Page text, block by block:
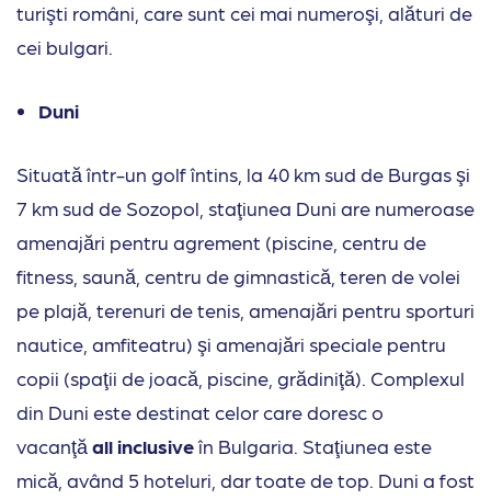
turişti români, care sunt cei mai numeroşi, alături de
cei bulgari.
Duni
Situată într-un golf întins, la 40 km sud de Burgas şi
7 km sud de Sozopol, staţiunea Duni are numeroase
amenajări pentru agrement (piscine, centru de
fitness, saună, centru de gimnastică, teren de volei
pe plajă, terenuri de tenis, amenajări pentru sporturi
nautice, amfiteatru) şi amenajări speciale pentru
copii (spaţii de joacă, piscine, grădiniţă). Complexul
din Duni este destinat celor care doresc o
vacanţă all inclusiveîn Bulgaria. Staţiunea este
mică, având 5 hoteluri, dar toate de top. Duni a fost